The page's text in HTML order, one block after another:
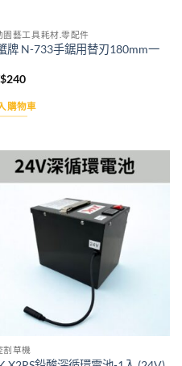
園藝工具耗材.零配件
牌 N-733手鋸用替刃180mm一
240
購物車
wishlist
割草機